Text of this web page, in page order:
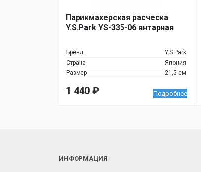
Парикмахерская расческа
Y.S.Park YS-335-06 янтарная
Бренд
Y.S.Park
Страна
Япония
Размер
21,5 см
1 440 ₽ Подробнее
ИНФОРМАЦИЯ